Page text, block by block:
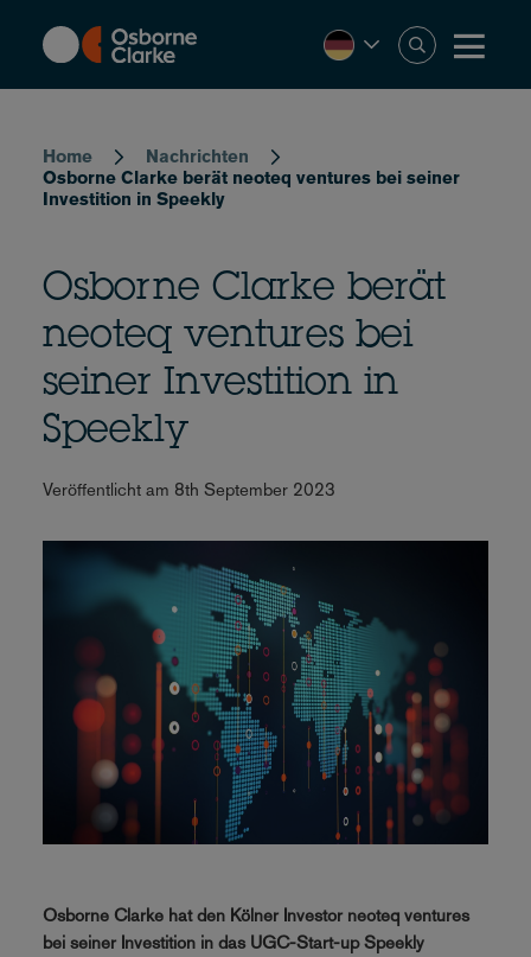
content
Home
Nachrichten
Osborne Clarke berät neoteq ventures bei seiner
Investition in Speekly
Osborne Clarke berät
neoteq ventures bei
seiner Investition in
Speekly
Veröffentlicht am 8th September 2023
Osborne Clarke hat den Kölner Investor neoteq ventures
bei seiner Investition in das UGC-Start-up Speekly